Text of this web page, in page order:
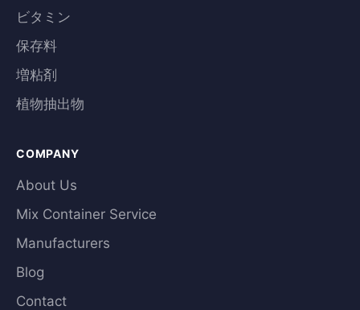
ビタミン
保存料
増粘剤
植物抽出物
COMPANY
About Us
Mix Container Service
Manufacturers
Blog
Contact